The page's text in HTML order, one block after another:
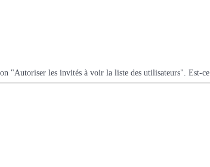
"Autoriser les invités à voir la liste des utilisateurs". Est-ce